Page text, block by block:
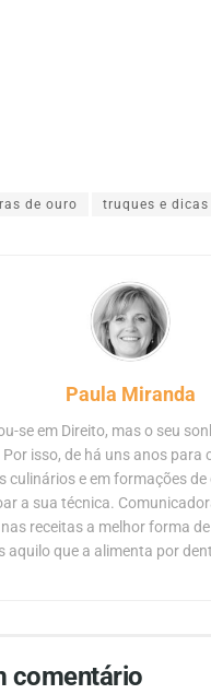
de ouro truques e dicas
Paula Miranda
se em Direito, mas o seu
isso, de há uns anos para
culinários e em formações de
a sua técnica.
receitas a melhor forma
aquilo que a alimenta por
comentário